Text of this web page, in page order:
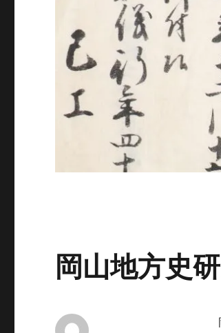
岡山地方史